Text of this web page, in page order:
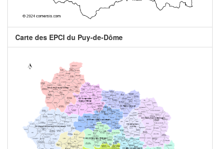
Carte des EPCI du Puy-de-Dôme